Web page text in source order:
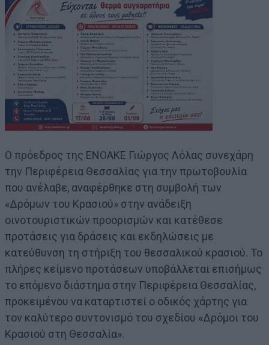
Ο πρόεδρος της ΕΝΟΑΚΕ Γιώργος Λόλας συνεχάρη
την Περιφέρεια Θεσσαλίας για την πρωτοβουλία
που ανέλαβε, αναφέρθηκε στη συμβολή των
«Δρόμων του Κρασιού» στην ανάδειξη
οινοτουριστικών προορισμών και κατέθεσε
προτάσεις για δράσεις και εκδηλώσεις με
κατεύθυνση τη στήριξη του θεσσαλικού κρασιού. Το
πλήρες κείμενο προτάσεων υποβάλλεται επισήμως
το επόμενο διάστημα στην Περιφέρεια Θεσσαλίας,
προκειμένου να καταρτιστεί ο οδικός χάρτης για
τον καλύτερο συντονισμό του σχεδίου «Δρόμοι του
Κρασιού στη Θεσσαλία».